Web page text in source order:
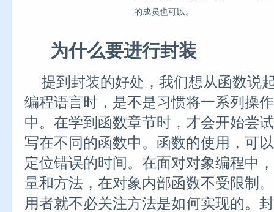
的成员也可以。
为什么要进行封装
提到封装的好处，我们想从函数说
编程语言时，是不是习惯将一系列操
中。在学到函数章节时，才会开始尝
写在不同的函数中。函数的使用，可
定位错误的时间。在面对对象编程中
量和方法，在对象内部函数不受限制
用者就不必关注方法是如何实现的。